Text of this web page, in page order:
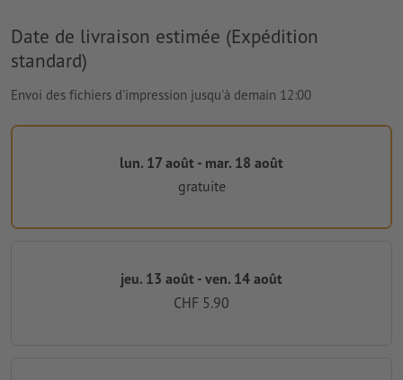
Date de livraison estimée (Expédition
standard)
Envoi des fichiers d'impression jusqu'à demain 12:00
lun. 17 août - mar. 18 août
gratuite
jeu. 13 août - ven. 14 août
CHF 5.90